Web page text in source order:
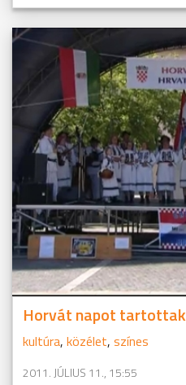
Horvát napot
kultúra, közélet, színes
2011. JÚLIUS 11., 15:55